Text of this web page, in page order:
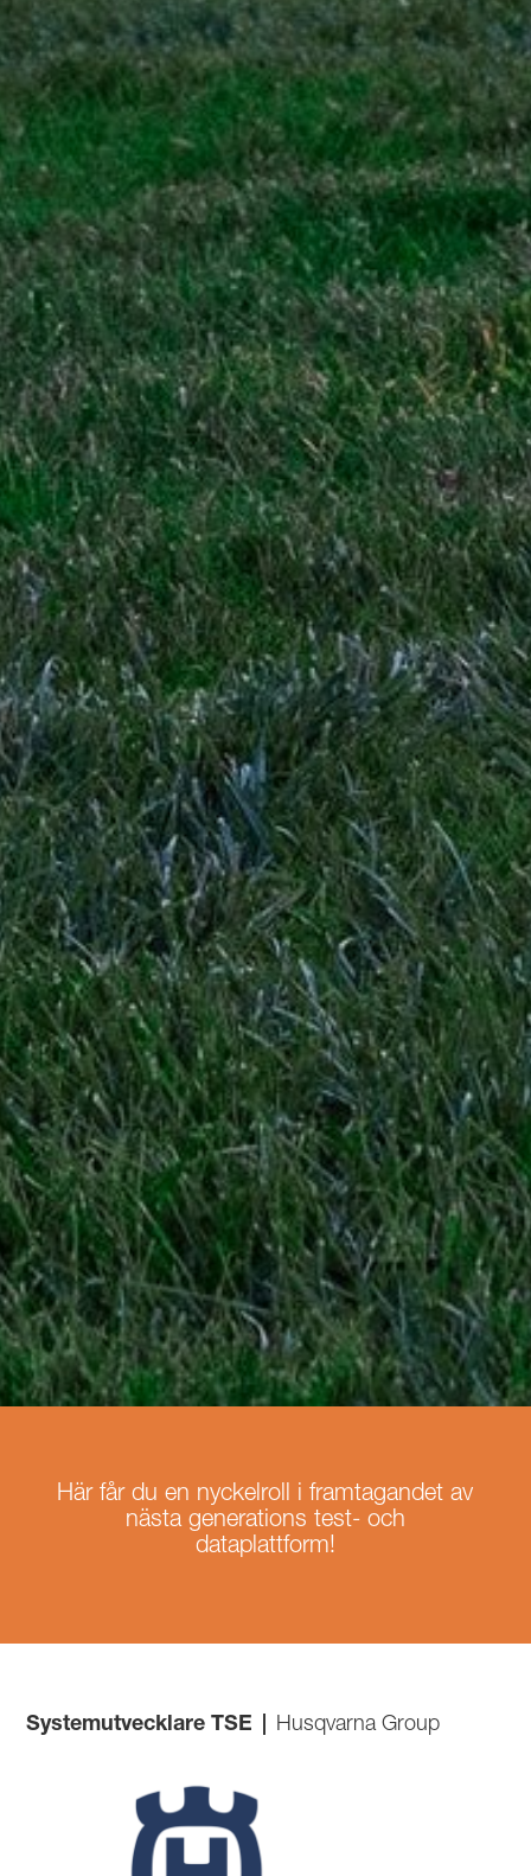
Här får du en nyckelroll i framtagandet av
nästa generations test- och
dataplattform!
Systemutvecklare TSE Husqvarna Group